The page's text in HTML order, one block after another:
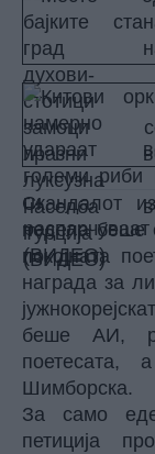
Скандалот
недела беше
покојната
награда за
беше АИ,
Шимборска.
За само
петиција